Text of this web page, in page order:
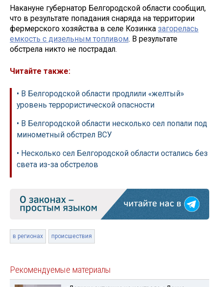
Накануне губернатор Белгородской области сообщил,
что в результате попадания снаряда на территории
фермерского хозяйства в селе Козинка загорелась
емкость с дизельным топливом.​ В результате
обстрела никто не пострадал.
Читайте также:
• В Белгородской области продлили «желтый»
уровень террористической опасности
• В Белгородской области несколько сел попали под
минометный обстрел ВСУ
• Несколько сел Белгородской области остались без
света из-за обстрелов
в регионах происшествия
Рекомендуемые материалы